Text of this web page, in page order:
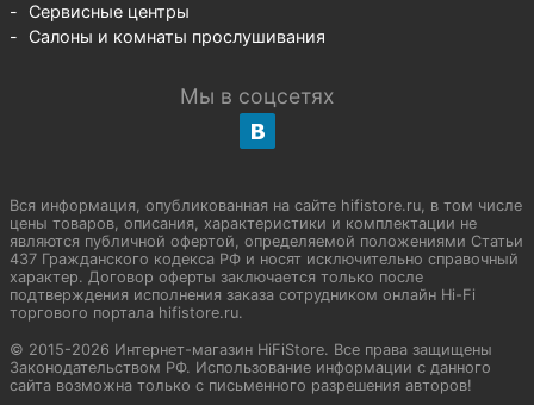
Сервисные центры
Салоны и комнаты прослушивания
Мы в соцсетях
Вся информация, опубликованная на сайте hifistore.ru, в том числе
цены товаров, описания, характеристики и комплектации не
являются публичной офертой, определяемой положениями Статьи
437 Гражданского кодекса РФ и носят исключительно справочный
характер. Договор оферты заключается только после
подтверждения исполнения заказа сотрудником онлайн Hi-Fi
торгового портала hifistore.ru.
© 2015-2026 Интернет-магазин HiFiStore. Все права защищены
Законодательством РФ. Использование информации с данного
сайта возможна только с письменного разрешения авторов!